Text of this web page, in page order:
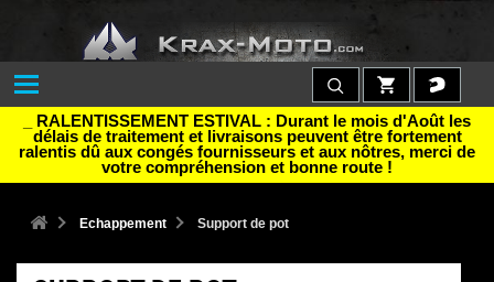
_ RALENTISSEMENT ESTIVAL : Durant le mois d'Août les
délais de traitement et livraisons peuvent être fortement
ralentis dû aux congés fournisseurs et aux nôtres, merci de
votre compréhension et bonne route !
Echappement Support de pot